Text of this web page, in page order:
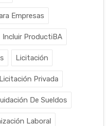
Empresas
Incluir ProductiBA
Licitación
Licitación Privada
De Sueldos
Laboral